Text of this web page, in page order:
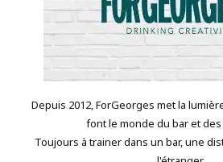
Depuis 2012, ForGeorges met la
font le monde du bar et
Toujours à trainer dans un bar, une